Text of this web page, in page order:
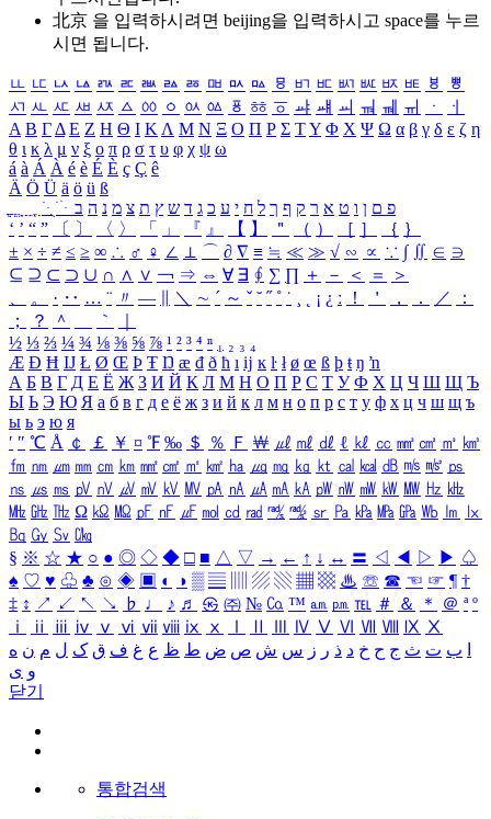
北京 을 입력하시려면 beijing을 입력하시고 space를 누르
시면 됩니다.
ㅥ ㅦ ㅧ ㅨ ㅩ ㅪ ㅫ ㅬ ㅭ ㅮ ㅯ ㅰ ㅱ ㅲ ㅳ ㅴ ㅵ ㅶ ㅷ ㅸ
ㅹ
ㅺ ㅻ ㅼ ㅽ ㅾ ㅿ ㆀ ㆁ ㆂ ㆃ ㆄ ㆅ ㆆ ㆇ ㆈ ㆉ ㆊ ㆋ ㆌ ㆍ
ㆎ
Α Β ΓΔ Ε Ζ Η Θ Ι ΚΛ Μ Ν Ξ Ο Π Ρ Σ ΤΥ Φ Χ Ψ Ω α β γ δ ε ζ η
θ ι κ λ μ ν ξ ο π ρ σ τ υ φ χ ψ ω
á à Á À é è É È ç Ç ê
Ä Ö Ü ä ö ü ß
ִֶֹ ֻּ ׁׂ פ ם ן ו ט א ר ק ף ך ל ח י ע כ ג ד ש ץ ת צ מ נ ה ב
‘ ’ “ ” 〔 〕 〈 〉 「 」 『 』 【 】 ＂ （ ） ［ ］ ｛ ｝
± × ÷ ≠ ≤ ≥ ∞ ∴ ♂ ♀ ∠ ⊥ ⌒ ∂ ∇ ≡ ≒ ≪ ≫ √ ∽ ∝ ∵ ∫ ∬ ∈ ∋
⊆ ⊇ ⊂ ⊃ ∪ ∩ ∧ ∨ ￢ ⇒ ⇔ ∀ ∃ ∮ ∑ ∏ ＋ － ＜ ＝
＞
、
。 · ‥ … ¨ 〃 ― ＼ ∼ ´ ～ ˇ ˘ ˝ ˚ ˙ ¸ ¡ ¿ ː ！ ＇ ， ． ／
：
；
？ ＾ ｀
½ ⅓ ⅔ ¼ ¾ ⅛ ⅜ ⅝ ⅞ ¹ ² ³ ⁴ ⁿ ₁ ₂ ₃ ₄
Æ Ð Ħ Ĳ Ł Ø Œ Þ Ŧ Ŋ æ đ ð ħ ı ĳ ĸ ŀ ł ø œ ß þ ŧ ŋ ŉ
А Б В Г Д Е Ё Ж З И Й К Л М Н О П Р С Т У Ф Х Ц Ч Ш Щ Ъ
Ы Ь Э Ю Я а б в г д е ё ж з и й к л м н о п р с т у ф х ц ч ш щ ъ
ы ь э ю я
′ ″ ℃ Å ￠ ￡ ￥ ¤ ℉ ‰ ＄ ％ Ｆ ￦ ㎕ ㎖ ㎗ ℓ ㎘ ㏄ ㎣ ㎤ ㎥ ㎦
㎙ ㎚ ㎛ ㎜ ㎝ ㎞ ㎟ ㎠ ㎡ ㎢ ㏊ ㎍ ㎎ ㎏ ㏏ ㎈ ㎉ ㏈ ㎧ ㎨ ㎰
㎱ ㎲ ㎳ ㎴ ㎵ ㎶ ㎷ ㎸ ㎹ ㎀ ㎁ ㎂ ㎃ ㎄ ㎺ ㎻ ㎽ ㎾ ㎿ ㎐ ㎑
㎒ ㎓ ㎔ Ω ㏀ ㏁ ㎊ ㎋ ㎌ ㏖ ㏅ ㎭ ㎮ ㎯ ㏛ ㎩ ㎪ ㎫ ㎬ ㏝ ㏐
㏓
㏃ ㏉ ㏜ ㏆
§ ※ ☆ ★ ○ ● ◎ ◇ ◆ □ ■ △ ▽ → ← ↑ ↓ ↔ 〓 ◁ ◀ ▷ ▶ ♤
♠ ♡ ♥ ♧ ♣ ⊙ ◈ ▣ ◐ ◑ ▒ ▤ ▨ ▧ ▦ ▩ ♨ ☏ ☎ ☜ ☞ ¶ †
‡ ↕ ↗ ↙ ↖ ↘ ♭ ♩ ♪ ♬ ㉿ ㈜ № ㏇ ™ ㏂ ㏘ ℡ ＃ ＆ ＊ ＠ ª º
ⅰ
ⅱ ⅲ ⅳ ⅴ ⅵ ⅶ ⅷ ⅸ ⅹ Ⅳ Ⅴ Ⅵ Ⅶ Ⅷ Ⅸ Ⅹ
ب ت ث ج ح خ د ذ ر ز س ش ص ض ط ظ ع غ ف ق ک ل م ن ه
و ی
닫기
통합검색